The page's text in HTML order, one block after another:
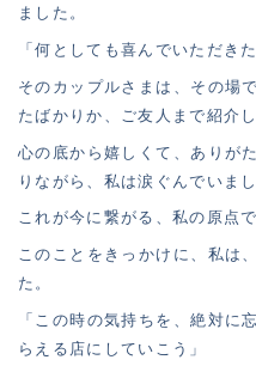
ました。
「何としても喜んでいただきた
そのカップルさまは、その場
たばかりか、ご友人まで紹介
心の底から嬉しくて、ありが
りながら、私は涙ぐんでいまし
これが今に繋がる、私の原点で
このことをきっかけに、私は
た。
「この時の気持ちを、絶対に
らえる店にしていこう」